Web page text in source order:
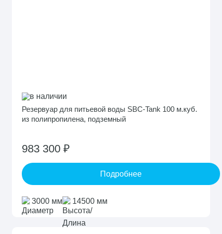
в наличии
Резервуар для питьевой воды SBC-Tank 100 м.куб.
из полипропилена, подземный
983 300 ₽
Подробнее
3000 мм 14500 мм